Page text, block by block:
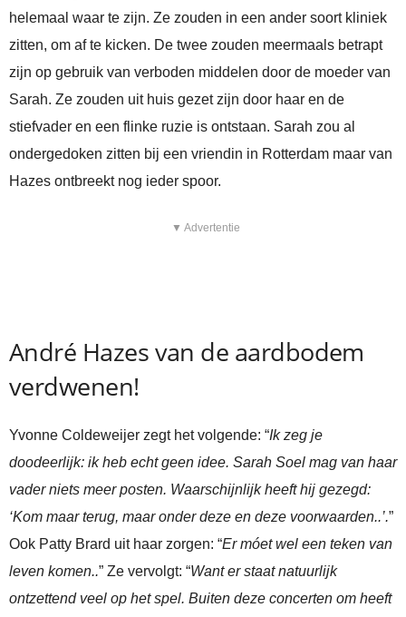
helemaal waar te zijn. Ze zouden in een ander soort kliniek
zitten, om af te kicken. De twee zouden meermaals betrapt
zijn op gebruik van verboden middelen door de moeder van
Sarah. Ze zouden uit huis gezet zijn door haar en de
stiefvader en een flinke ruzie is ontstaan. Sarah zou al
ondergedoken zitten bij een vriendin in Rotterdam maar van
Hazes ontbreekt nog ieder spoor.
▼ Advertentie
André Hazes van de aardbodem
verdwenen!
Yvonne Coldeweijer zegt het volgende: “Ik zeg je
doodeerlijk: ik heb echt geen idee. Sarah Soel mag van haar
vader niets meer posten. Waarschijnlijk heeft hij gezegd:
‘Kom maar terug, maar onder deze en deze voorwaarden..’.”
Ook Patty Brard uit haar zorgen: “Er móet wel een teken van
leven komen..” Ze vervolgt: “Want er staat natuurlijk
ontzettend veel op het spel. Buiten deze concerten om heeft